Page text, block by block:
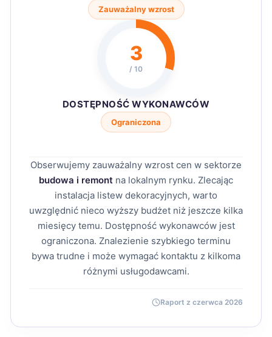
Zauważalny wzrost
3
/ 10
DOSTĘPNOŚĆ WYKONAWCÓW
Ograniczona
Obserwujemy zauważalny wzrost cen w sektorze
budowa i remont na lokalnym rynku. Zlecając
instalacja listew dekoracyjnych, warto
uwzględnić nieco wyższy budżet niż jeszcze kilka
miesięcy temu. Dostępność wykonawców jest
ograniczona. Znalezienie szybkiego terminu
bywa trudne i może wymagać kontaktu z kilkoma
różnymi usługodawcami.
Raport z czerwca 2026